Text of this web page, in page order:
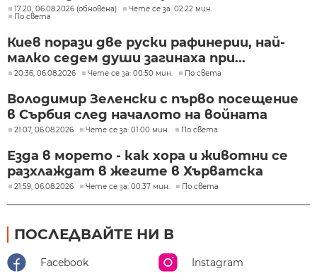
17:20, 06.08.2026 (обновена)
Чете се за: 02:22 мин.
По света
Киев порази две руски рафинерии, най-
малко седем души загинаха при...
20:36, 06.08.2026 Чете се за: 00:50 мин. По света
Володимир Зеленски с първо посещение
в Сърбия след началото на войната
21:07, 06.08.2026 Чете се за: 01:00 мин. По света
Езда в морето - как хора и животни се
разхлаждат в жегите в Хърватска
21:59, 06.08.2026 Чете се за: 00:37 мин. По света
ПОСЛЕДВАЙТЕ НИ В
Facebook Instagram